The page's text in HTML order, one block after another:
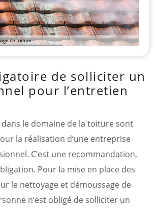
de solliciter un
pour l’entretien
le domaine de la toiture sont
la réalisation d’une entreprise
C’est une recommandation,
Pour la mise en place des
le nettoyage et démoussage de
n’est obligé de solliciter un